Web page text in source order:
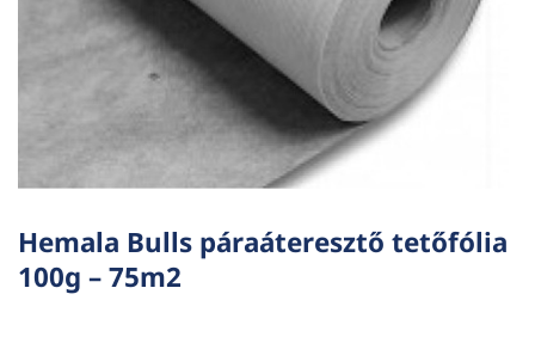
Hemala Bulls páraáteresztő tetőfólia
100g – 75m2